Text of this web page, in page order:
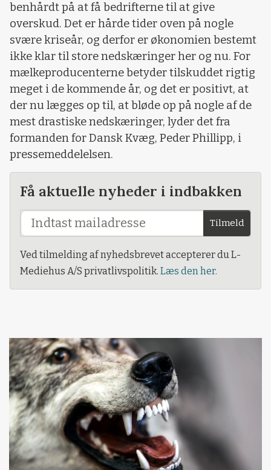
benhårdt på at få bedrifterne til at give
overskud. Det er hårde tider oven på nogle
svære kriseår, og derfor er økonomien bestemt
ikke klar til store nedskæringer her og nu. For
mælkeproducenterne betyder tilskuddet rigtig
meget i de kommende år, og det er positivt, at
der nu lægges op til, at bløde op på nogle af de
mest drastiske nedskæringer, lyder det fra
formanden for Dansk Kvæg, Peder Phillipp, i
pressemeddelelsen.
Få aktuelle nyheder i indbakken
Tilmeld
Ved tilmelding af nyhedsbrevet accepterer du L-
Mediehus A/S privatlivspolitik. Læs den her.